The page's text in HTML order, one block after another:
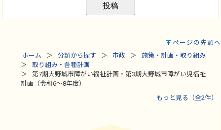
ページの先頭へ
ホーム
分類から探す 市政
施策・計画・取り組み
取り組み・各種計画
第7期大野城市障がい福祉計画・第3期大野城市障がい児福祉
計画（令和6～8年度）
もっと見る（全2件）